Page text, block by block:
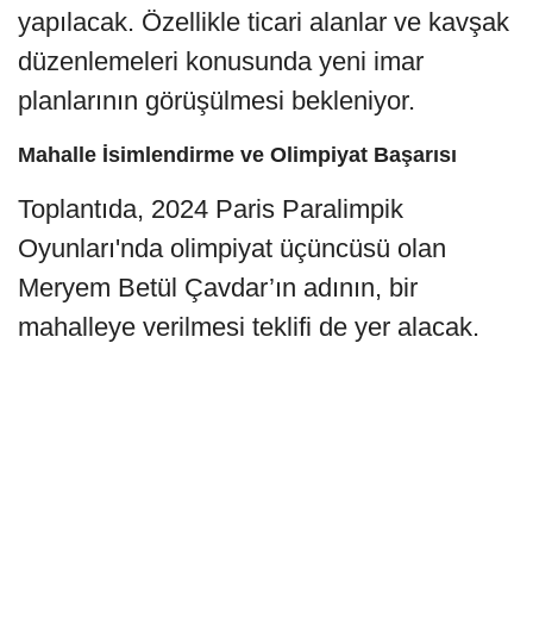
yapılacak. Özellikle ticari alanlar ve kavşak
düzenlemeleri konusunda yeni imar
planlarının görüşülmesi bekleniyor.
Mahalle İsimlendirme ve Olimpiyat Başarısı
Toplantıda, 2024 Paris Paralimpik
Oyunları'nda olimpiyat üçüncüsü olan
Meryem Betül Çavdar’ın adının, bir
mahalleye verilmesi teklifi de yer alacak.